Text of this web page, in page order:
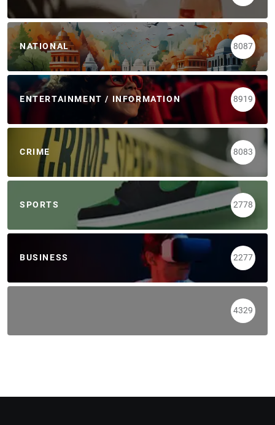
NATIONAL 8087
ENTERTAINMENT / INFORMATION 8919
CRIME 8083
SPORTS 2778
BUSINESS 2277
4329